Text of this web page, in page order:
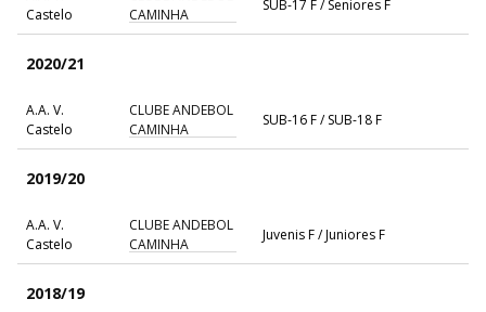
Castelo
CAMINHA
SUB-17 F / Seniores F
2020/21
A.A. V.
Castelo
CLUBE ANDEBOL
CAMINHA
SUB-16 F / SUB-18 F
2019/20
A.A. V.
Castelo
CLUBE ANDEBOL
CAMINHA
Juvenis F / Juniores F
2018/19